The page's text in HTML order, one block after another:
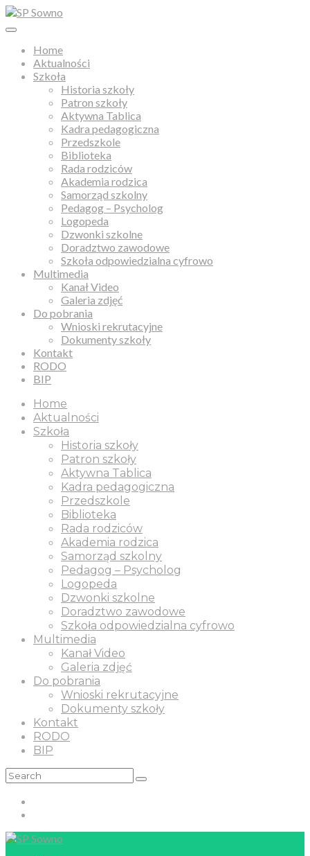
Home
Aktualności
Szkoła
Historia szkoły
Patron szkoły
Aktywna Tablica
Kadra pedagogiczna
Przedszkole
Biblioteka
Rada rodziców
Akademia rodzica
Samorząd szkolny
Pedagog – Psycholog
Logopeda
Dzwonki szkolne
Doradztwo zawodowe
Szkoła odpowiedzialna cyfrowo
Multimedia
Kanał Video
Galeria zdjęć
Do pobrania
Wnioski rekrutacyjne
Dokumenty szkoły
Kontakt
RODO
BIP
Home
Aktualności
Szkoła
Historia szkoły
Patron szkoły
Aktywna Tablica
Kadra pedagogiczna
Przedszkole
Biblioteka
Rada rodziców
Akademia rodzica
Samorząd szkolny
Pedagog – Psycholog
Logopeda
Dzwonki szkolne
Doradztwo zawodowe
Szkoła odpowiedzialna cyfrowo
Multimedia
Kanał Video
Galeria zdjęć
Do pobrania
Wnioski rekrutacyjne
Dokumenty szkoły
Kontakt
RODO
BIP